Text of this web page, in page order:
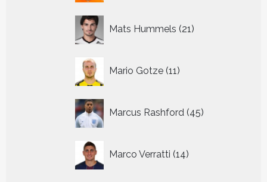
Mats Hummels 21
producten
Mario Gotze 11
producten
Marcus Rashford 45
producten
Marco Verratti 14
producten